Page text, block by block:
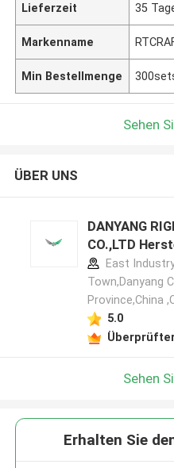
Lieferzeit 35
Markenname
Min Bestellmenge
Sehen
ÜBER UNS
DANYANG
CO.,LTD
East
Town,Danyang
Province,China
5.0
Sehen
Erhalten Sie